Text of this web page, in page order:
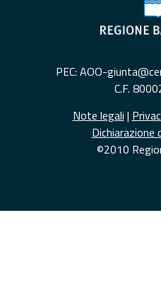
PEC: AOO-
C.F.
Note legali |
Dichiarazione
©2010